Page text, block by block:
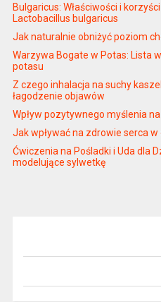
Bulgaricus: Właściwości i
Lactobacillus bulgaricus
Jak naturalnie obniżyć poziom
Warzywa Bogate w Potas: Lista
potasu
Z czego inhalacja na suchy
łagodzenie objawów
Wpływ pozytywnego myślenia
Jak wpływać na zdrowie serca w
Ćwiczenia na Pośladki i Uda dla
modelujące sylwetkę